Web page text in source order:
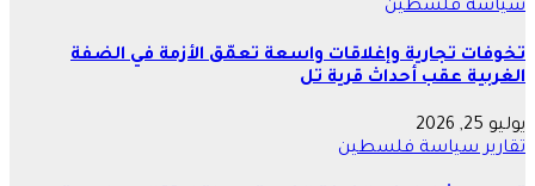
سياسةفلسطين
تخوفات تجارية وإغلاقات واسعة تعمّق الأزمة في الضفة
الغربية عقب أحداث قرية تل
يوليو 25, 2026
تقاريرسياسةفلسطين